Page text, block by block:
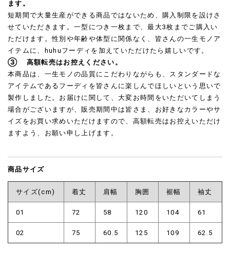
ます。
短期間で大量生産ができる商品ではないため、購入制限を設けさ
せていただきます。一型につき一枚まで、最大3枚までご購入い
ただけます。性別や年齢や体型に関係なく、皆さんの一生モノア
イテムに、huhuフーディを加えていただけたら嬉しいです。
③ 高額転売はお控えください。
本商品は、一生モノの品質にこだわりながらも、スタンダードな
アイテムであるフーディを皆さんに楽しんでほしいという思いで
製作しました。お届けに関して、大変お時間をいただいてしまう
場合がございますが、販売期間中は皆さま、お好きなカラーやサ
イズをお買い求めいただけますので、高額転売はお控えいただけ
ますよう、お願い申し上げます。
商品サイズ
サイズ(cm) 着丈 肩幅 胸囲 裾幅 袖丈
01 72 58 120 104 61
02 75 60.5 125 109 62.5